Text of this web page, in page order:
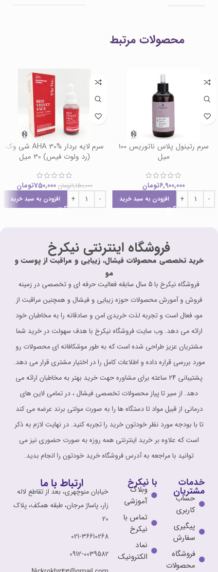
محصولات مرتبط
سرم رتینول پلاس ناتوریس 100
میل
6,900,000تومان
افزودن به سبد خرید
سرم لایه بردار AHA 30% شی وک
(رد ولوت فیس) 30 میل
1,150,000تومان 750,000تومان
افزودن به سبد خرید
فروشگاه اینترنتی نیکرخ
خرید تخصصی محصولات فیشال، زیبایی و مراقبت از پوست و
مو
فروشگاه نیکرخ با 5 سال سابقه فعالیت حرفه ای و تخصصی در زمینه
فروش و آمورش محصولات حوزه زیبایی و فیشال و همچنین مراقبت از
مو، فعال است و تجربه لذت خریدی امن و صادقانه را به مخاطبان خود
ارائه می دهد. وب سایت فروشگاه نیکرخ با هدف سهولت در خرید شما
مشتریان عزیز طراحی شده است که به طور موشکافانه ای محصولات رو
مورد بررسی قراره داده و اطلاعات کامل را در اختیار مشتری قرار می دهد.
پشتیبانی 24 ساعته برای مشاوره حهت خرید بهتر به مخاطبان ارائه می
دهد. از سیر تا پیاز محصولات تخصصی فیشال ، در تمامی لاین های
درمانی از قبیل مواد تا دستگاه ها را به صورت مولتی برند عرضه می کند
تا با بودجه مورد نظر خودتون خرید را تجربه کنید. در نهایت لازم به ذکر
است که علاوه بر خرید اینترنتی همه روزه به صورت حضوری نیز می
توانید با مراجعه به آدرس فروشگاه خرید خودتون را انجام بدید.
خدمات
مشتریان
حساب
کاربری
پیگیری
سفارش
فروشگاه
محصولات
با نیکرخ
وبلاگ
آموزشی
تماس با
نیکرخ
نماد
الکترونیک
ارتباط با ما
خیابان منوچهری، بعد از تقاطع لاله
زار، پاساژ مرجان، طبقه همکف، پلاک
20
021-36610268
0912-0039582